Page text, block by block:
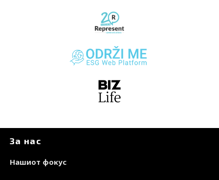
За нас
Нашиот фокус